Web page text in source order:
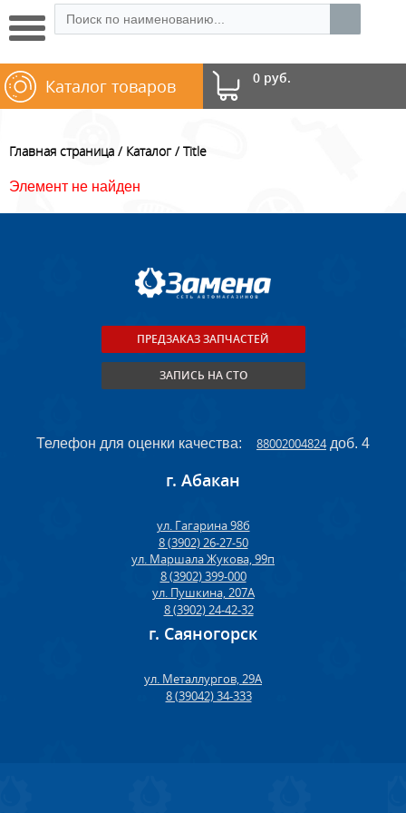
0 руб.
Каталог товаров
Главная страница Каталог Title
Элемент не найден
ПРЕДЗАКАЗ ЗАПЧАСТЕЙ
ЗАПИСЬ НА СТО
Телефон для оценки качества: 88002004824доб. 4
г. Абакан
ул. Гагарина 98б
8 (3902) 26-27-50
ул. Маршала Жукова, 99п
8 (3902) 399-000
ул. Пушкина, 207А
8 (3902) 24-42-32
г. Саяногорск
ул. Металлургов, 29А
8 (39042) 34-333